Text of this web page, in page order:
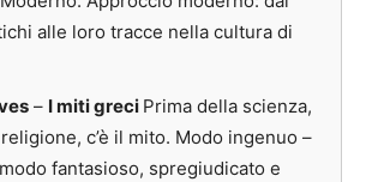
alle loro tracce nella cultura di
– I miti greci Prima della scienza,
c’è il mito. Modo ingenuo –
fantasioso, spregiudicato e